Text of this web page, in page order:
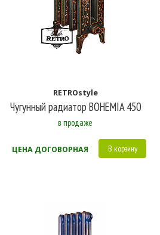
RETROstyle
Чугунный радиатор BOHEMIA 450
в продаже
ЦЕНА ДОГОВОРНАЯ В корзину